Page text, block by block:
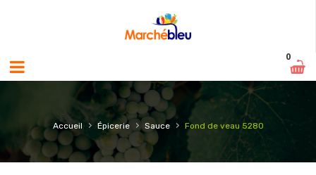
0
Accueil › Épicerie › Sauce › Fond de veau 5280